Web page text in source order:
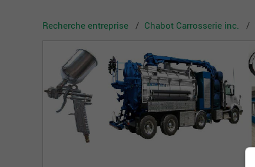
Recherche entreprise Chabot Carrosserie inc.